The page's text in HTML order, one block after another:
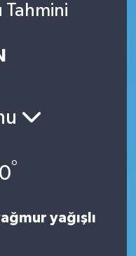
Tahmini
°
yağışlı
Fikstür